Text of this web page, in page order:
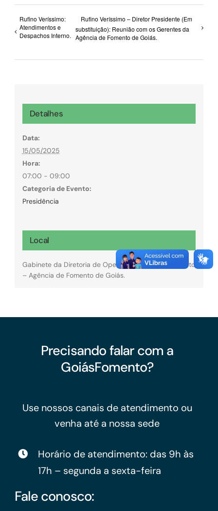
Rufino Veríssimo:
Atendimentos e
Despachos Interno.
Rufino Veríssimo – Diretor Presidente (Em
substituição): Reunião com os Gerentes da
Agência de Fomento de Goiás.
Detalhes
Data:
15/05/2025
Hora:
07:00 - 09:00
Categoria de Evento:
Presidência
Local
Gabinete da Diretoria de Operações da GoiásFomento
– Agência de Fomento de Goiás.
Precisando falar com a
GoiásFomento?
Use nossos canais de atendimento ou
venha até a nossa sede
Horário de atendimento: das 9h às
17h – segunda a sexta-feira
Fale conosco: